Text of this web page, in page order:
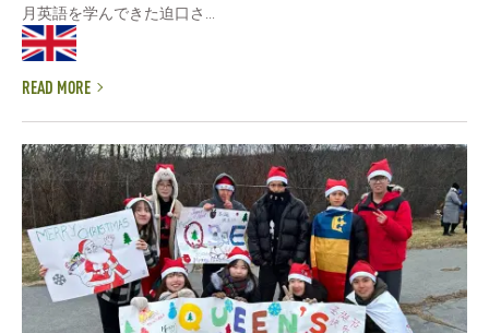
月英語を学んできた迫口さ...
READ MORE